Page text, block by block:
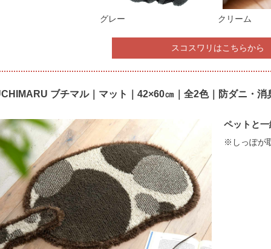
グレー クリーム
スコスワリはこちらから
ブチマル｜マット｜42×60㎝｜全2色｜防ダニ・
ペットと一
※しっぽが